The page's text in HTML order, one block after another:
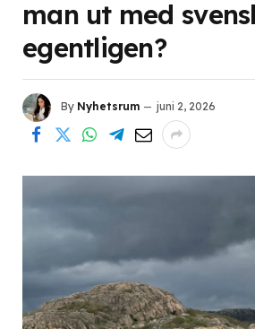
man ut med
egentligen?
By Nyhetsrum juni 2, 2026